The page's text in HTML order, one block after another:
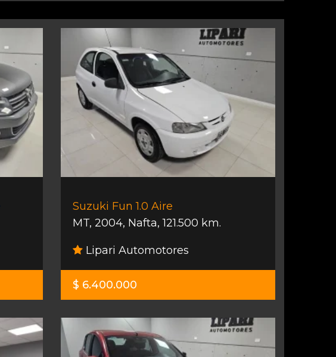
Suzuki Fun 1.0 Aire
MT, 2004, Nafta,121.500 km.
Lipari Automotores
$ 6.400.000